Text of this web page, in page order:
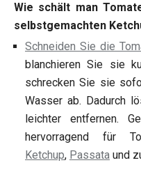
Wie schält man
selbstgemachten
Schneiden Sie die
blanchieren Sie sie
schrecken Sie sie
Wasser ab. Dadurch
leichter entfernen.
hervorragend für
Ketchup, Passata und